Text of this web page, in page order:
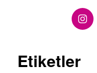
Etiketler